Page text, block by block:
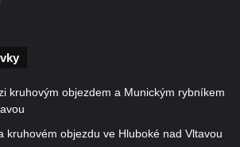
voliérou u zámku v
a zamřížovanými
kruhovým objezdem a Munickým rybníkem
kruhovém objezdu ve Hluboké nad Vltavou